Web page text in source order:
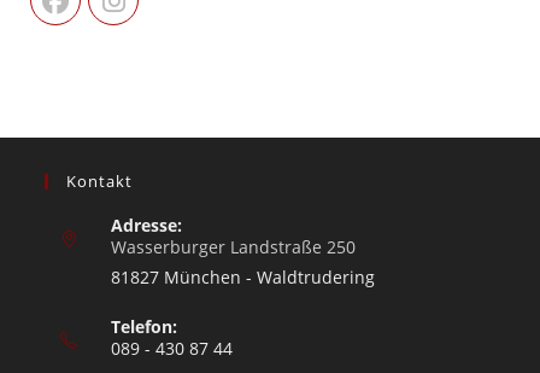
Kontakt
Adresse:
Wasserburger Landstraße 250
81827 München - Waldtrudering
Telefon:
089 - 430 87 44